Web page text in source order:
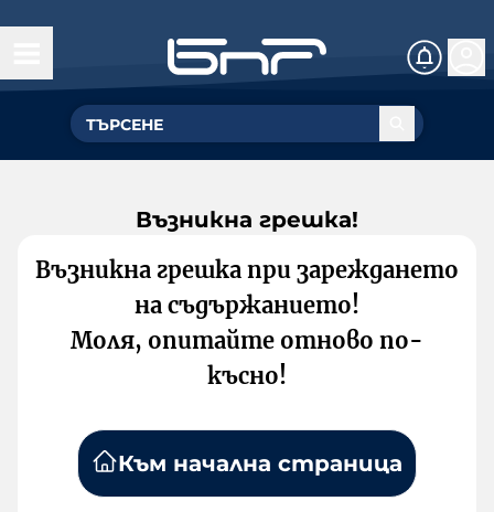
Възникна грешка!
Възникна грешка при зареждането
на съдържанието!
Моля, опитайте отново по-
късно!
Към начална страница